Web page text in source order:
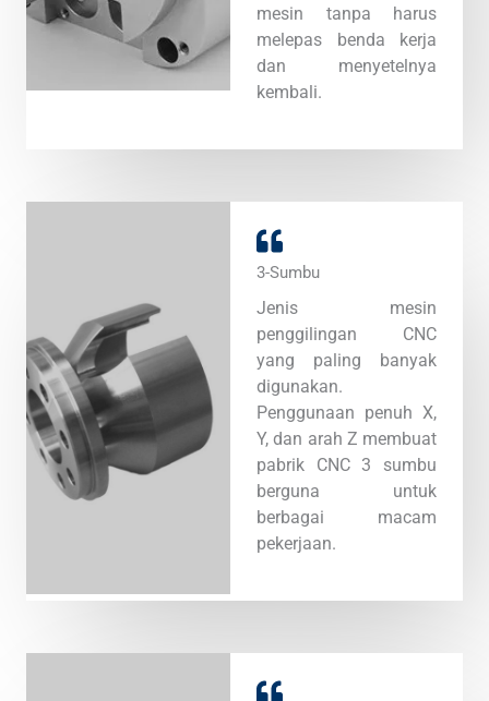
mesin tanpa harus
melepas benda kerja
dan menyetelnya
kembali.
3-Sumbu
Jenis mesin
penggilingan CNC
yang paling banyak
digunakan.
Penggunaan penuh X,
Y, dan arah Z membuat
pabrik CNC 3 sumbu
berguna untuk
berbagai macam
pekerjaan.